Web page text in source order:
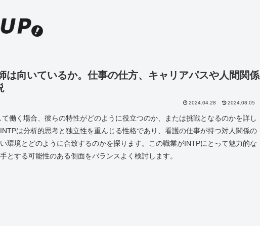
は向いているか。仕事の仕方、キャリアパスや人間関係
2024.04.28 2024.08.05
働く場合、彼らの特性がどのように役立つのか、または挑戦となるのかを詳し
は分析的思考と独立性を重んじる性格であり、看護の仕事が持つ対人関係の
環境とどのように合致するのかを探ります。この職業がINTPにとって魅力的な
とする可能性のある側面をバランスよく検討します。